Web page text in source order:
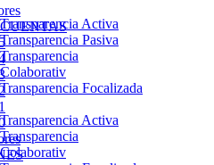
Transparencia Activa
Transparencia Pasiva
Transparencia
Colaborativ
Transparencia Focalizada
Transparencia Activa
Transparencia
Colaborativ